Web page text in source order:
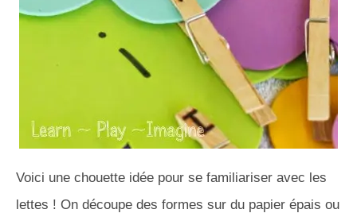
Voici une chouette idée pour se familiariser avec les
lettes ! On découpe des formes sur du papier épais ou